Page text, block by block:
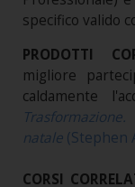
specifico valido
PRODOTTI
migliore
caldamente
natale (Stephen
CORSI